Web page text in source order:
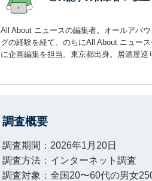
All About ニュースの編集者。オールアバ
グの経験を経て、のちにAll About ニュー
に企画編集を担当。東京都出身。居酒屋巡
調査概要
調査期間：2026年1月20日
調査方法：インターネット調査
調査対象：全国20〜60代の男女